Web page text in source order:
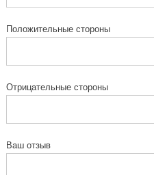
Положительные стороны
Отрицательные стороны
Ваш отзыв